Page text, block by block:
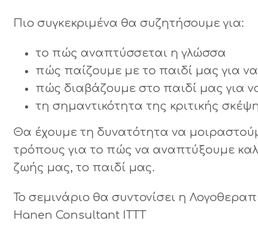
Πιο συγκεκριμένα θα συζητήσουμε για:
το πώς αναπτύσσεται η γλώσσα
πώς παίζουμε με το παιδί μας για να
πώς διαβάζουμε στο παιδί μας για
τη σημαντικότητα της κριτικής
Θα έχουμε τη δυνατότητα να
τρόπους για το πώς να αναπτύξουμε
ζωής μας, το παιδί μας.
Το σεμινάριο θα συντονίσει η
Hanen Consultant ITTT